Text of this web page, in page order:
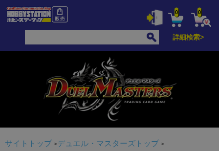
0 0
詳細検索>
サイトトップ
デュエル・マスターズトップ